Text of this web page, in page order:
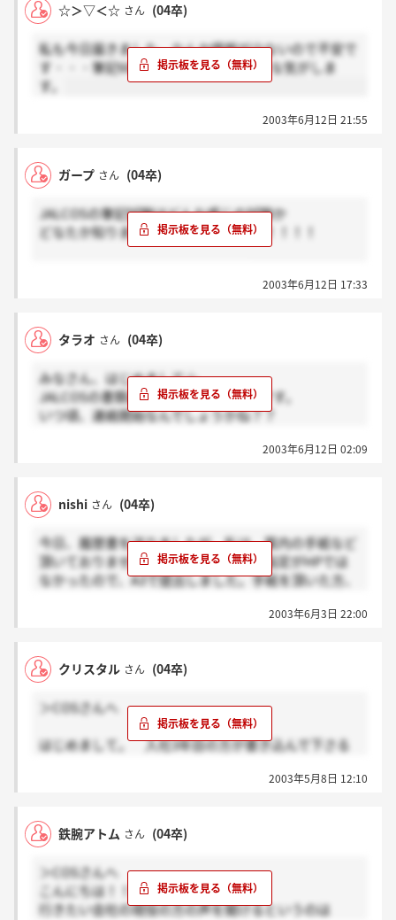
☆＞▽＜☆ さん (04卒)
私も今日届きました。なんか情報が少ないので不安で
す・・・筆記60分ってSPIではないような気がしま
す。
2003年6月12日 21:55
ガープ さん (04卒)
JALCOSの筆記試験はどんな感じの試験か
どなたか知りませんか？連絡きました！！！！
2003年6月12日 17:33
タラオ さん (04卒)
みなさん、はじめまして☆
JALCOSの書類通過待ちをしている者です。
いつ頃、連絡開始なんでしょうかね？？
みなさんと一緒に頑張りたいと思います。2003年6月12日 02:09
nishi さん (04卒)
今日、履歴書を送りましたが、私は、案内の手紙など
頂いておりません。履歴書のサイズの指定がHPでは
なかったので、A3で提出しました。手紙を頂いた方、
2003年6月3日 22:00
クリスタル さん (04卒)
＞COSさんへ
はじめまして。 入社3年目の方が書き込んで下さる
書き込んでる方がいらっしゃいましたが、男性はいら
てはどんなかんじですか？
2003年5月8日 12:10
鉄腕アトム さん (04卒)
＞COSさんへ
こんにちは！！
行きたい会社の現役の方の声を聞けるというのは